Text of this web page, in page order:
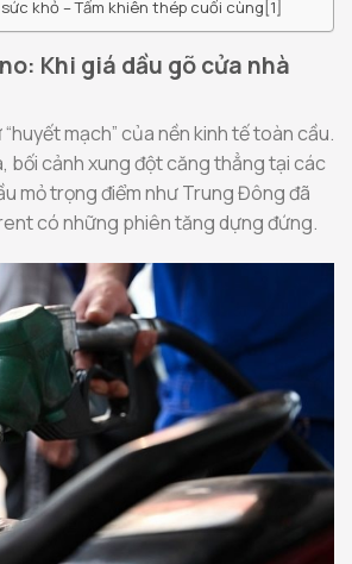
khỏ – Tấm khiên thép cuối cùng[1]
Khi giá dầu gõ cửa nhà
mạch” của nền kinh tế toàn cầu.
bối cảnh xung đột căng thẳng tại các
mỏ trọng điểm như Trung Đông đã
có những phiên tăng dựng đứng.